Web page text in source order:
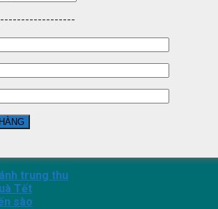
trung thu
Tết
sào